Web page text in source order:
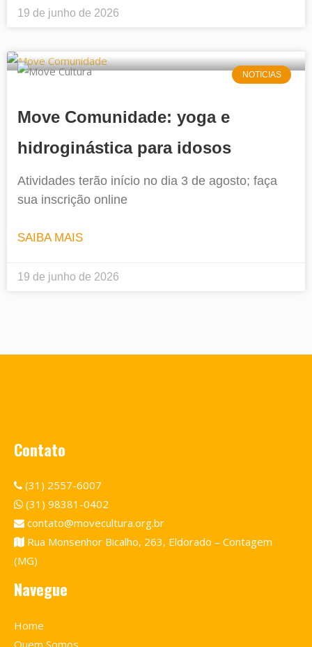
19 de junho de 2026
NOTICIAS
Move Comunidade: yoga e
hidroginástica para idosos
Atividades terão início no dia 3 de agosto; faça
sua inscrição online
SAIBA MAIS
19 de junho de 2026
Contato
(31) 2557-6007
(31) 98381-0402
contato@movecultura.org.br
Rua Monsenhor Bicalho, 263, Eldorado – Contagem
(MG)
Navegue
Home
Quem Somos